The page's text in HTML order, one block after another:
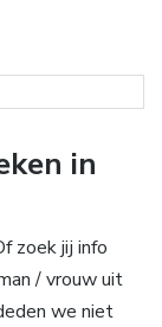
in
zoek jij info
/ vrouw uit
we niet